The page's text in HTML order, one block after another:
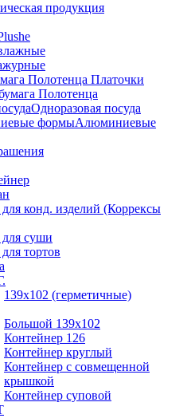
продукция
Полотенца Платочки
Полотенца
Одноразовая посуда
Алюминиевые
конд. изделий (Коррексы
суши
тортов
139х102 (герметичные)
Большой 139х102
Контейнер 126
Контейнер круглый
Контейнер с совмещенной
крышкой
Контейнер суповой